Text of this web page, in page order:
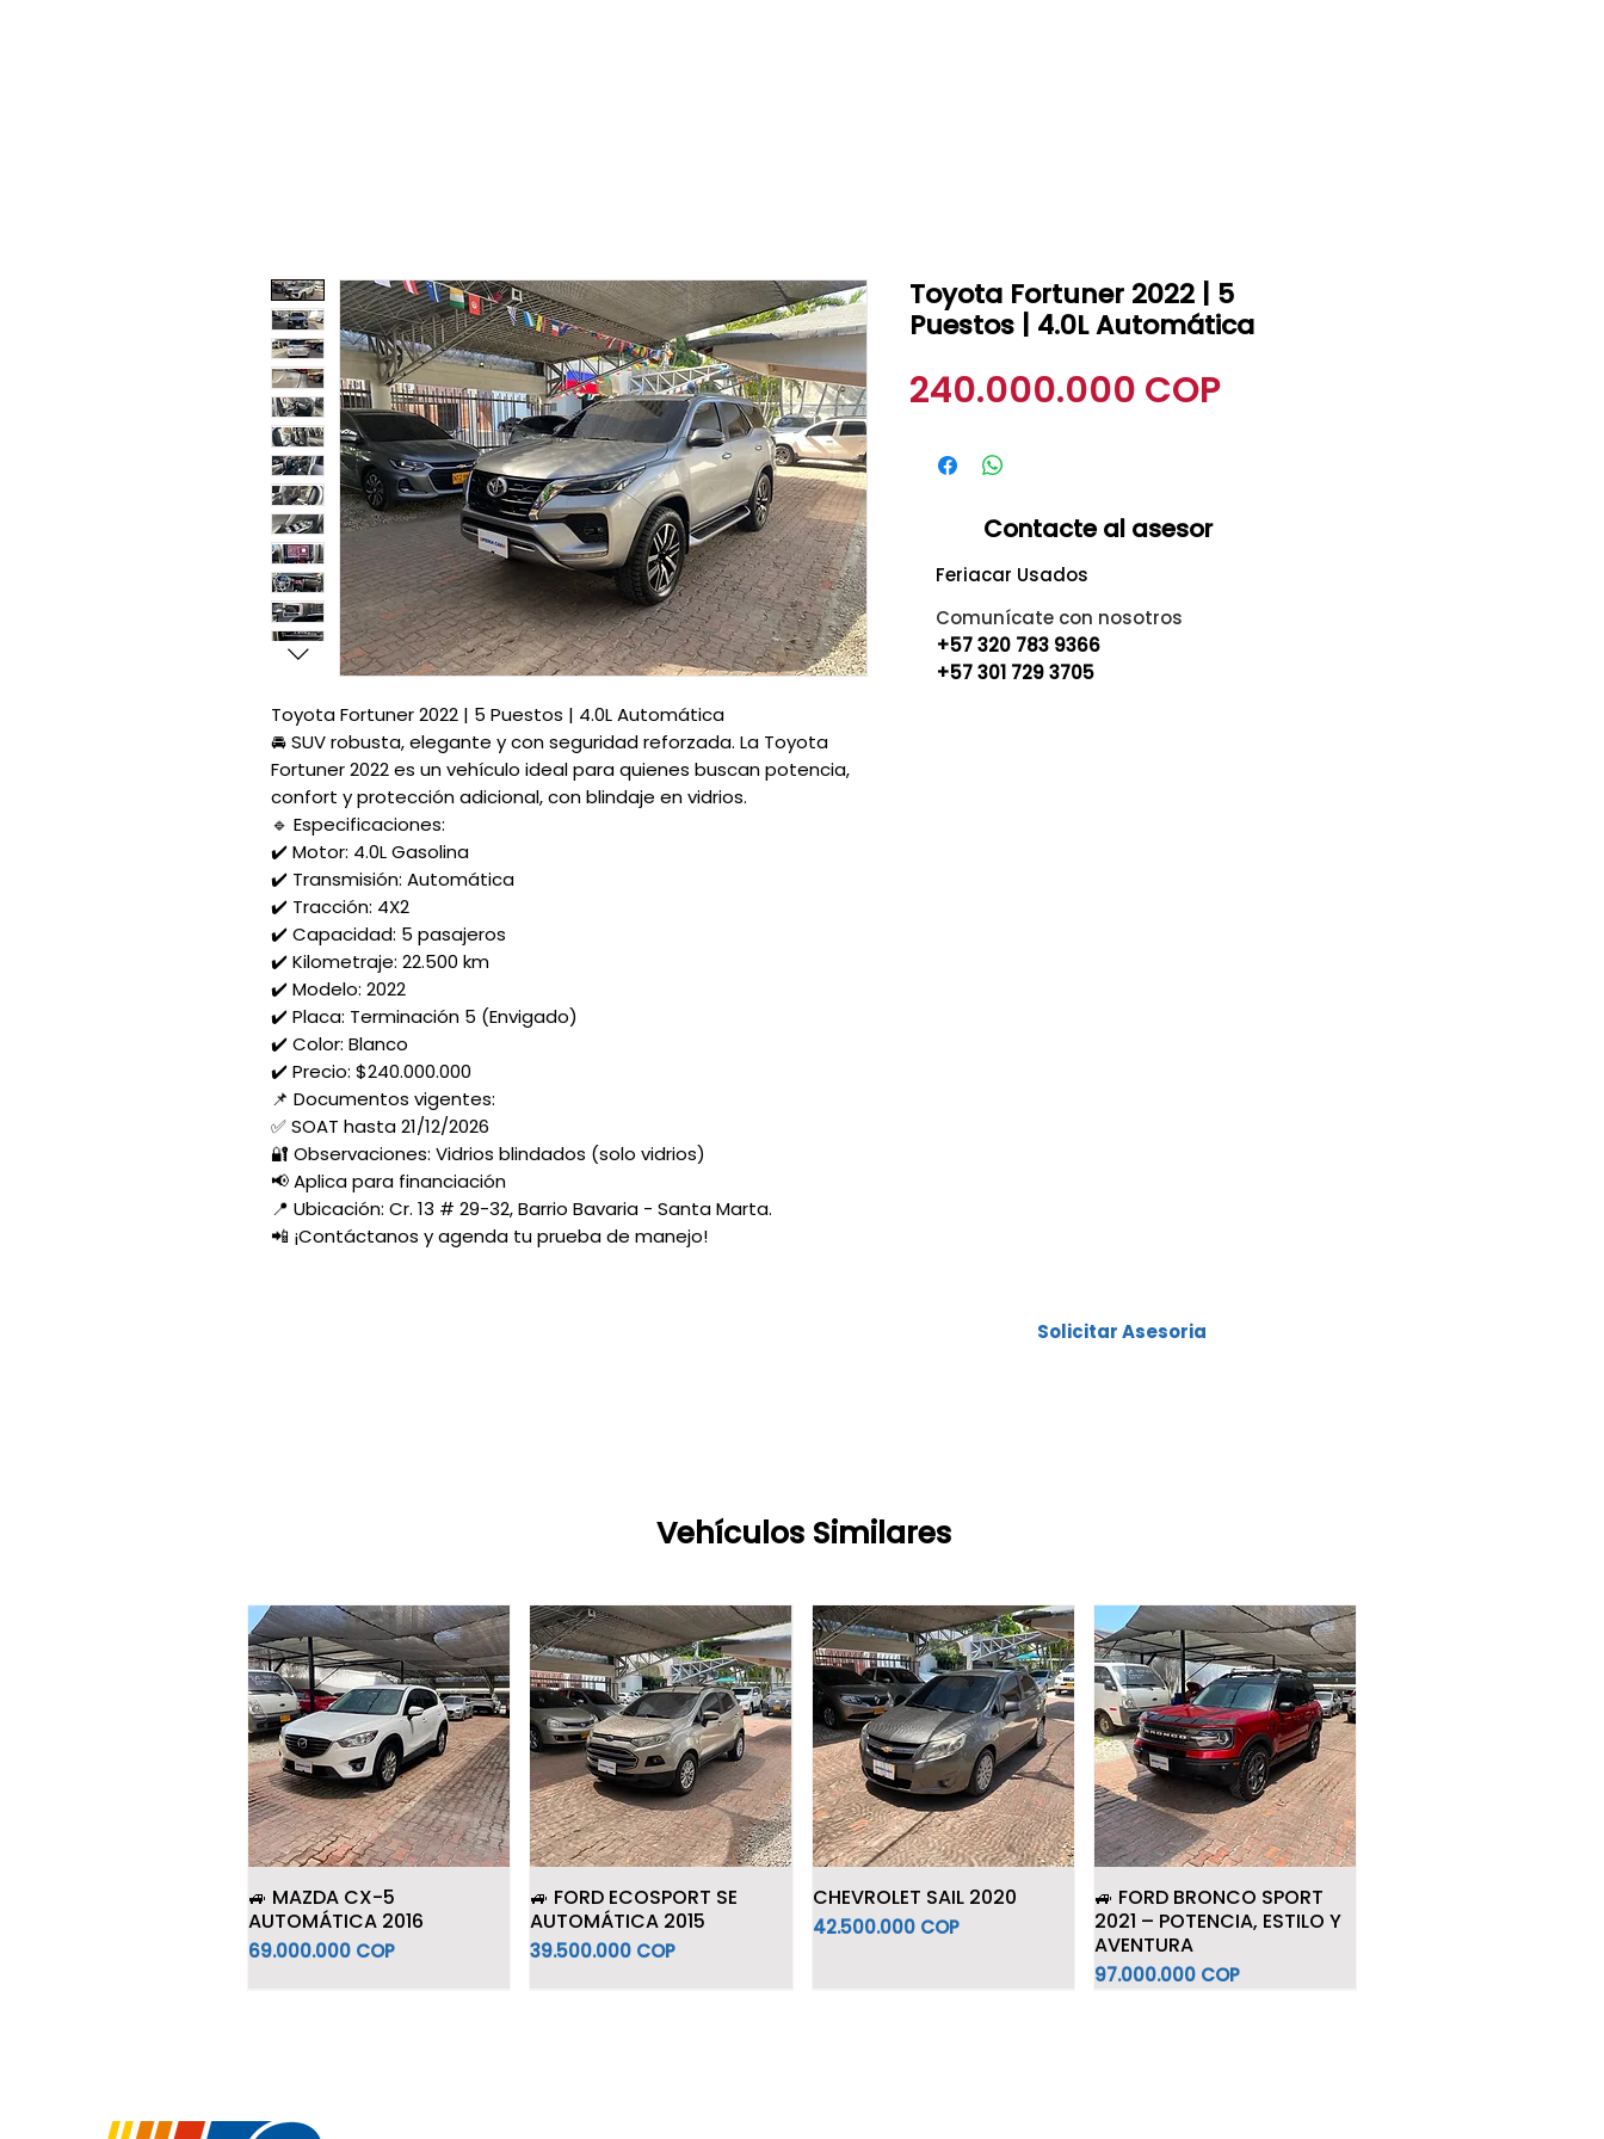
Toyota Fortuner 2022 | 5 Puestos | 4.0L Automática
🚘 SUV robusta, elegante y con seguridad reforzada. La Toyota
Fortuner 2022 es un vehículo ideal para quienes buscan potencia,
confort y protección adicional, con blindaje en vidrios.
🔹 Especificaciones:
✔️ Motor: 4.0L Gasolina
✔️ Transmisión: Automática
✔️ Tracción: 4X2
✔️ Capacidad: 5 pasajeros
✔️ Kilometraje: 22.500 km
✔️ Modelo: 2022
✔️ Placa: Terminación 5 (Envigado)
✔️ Color: Blanco
✔️ Precio: $240.000.000
📌 Documentos vigentes:
✅ SOAT hasta 21/12/2026
🔐 Observaciones: Vidrios blindados (solo vidrios)
📢 Aplica para financiación
📍 Ubicación: Cr. 13 # 29-32, Barrio Bavaria - Santa Marta.
📲 ¡Contáctanos y agenda tu prueba de manejo!
Toyota Fortuner 2022 | 5
Puestos | 4.0L Automática
240.000.000 COPPrecio
Contacte al asesor
Feriacar Usados
Comunícate con nosotros
+57 320 783 9366
+57 301 729 3705
Solicitar Asesoria
Vehículos Similares
🚙 MAZDA CX-5
AUTOMÁTICA 2016
Precio
69.000.000 COP
🚙 FORD ECOSPORT SE
AUTOMÁTICA 2015
Precio
39.500.000 COP
CHEVROLET SAIL 2020
Precio
42.500.000 COP
🚙 FORD BRONCO SPORT
2021 – POTENCIA, ESTILO Y
AVENTURA
Precio
97.000.000 COP